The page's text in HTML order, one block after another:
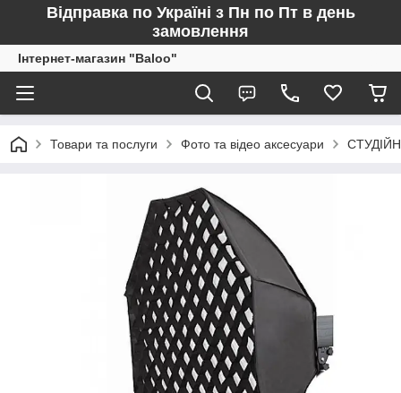
Відправка по Україні з Пн по Пт в день
замовлення
Інтернет-магазин "Baloo"
Товари та послуги Фото та відео аксесуари